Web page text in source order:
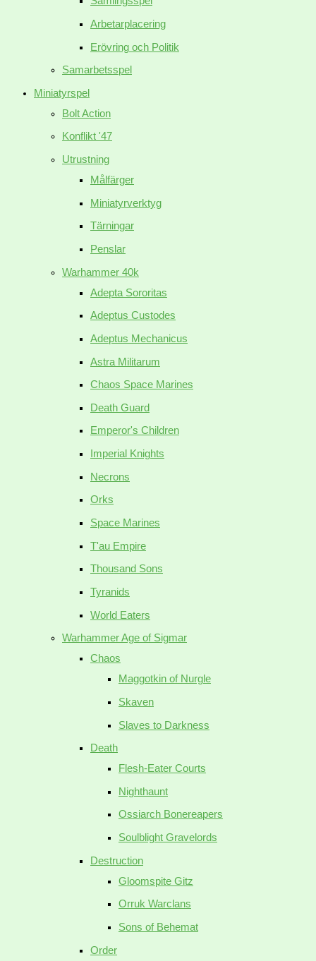
Arbetarplacering
Erövring och Politik
Samarbetsspel
Miniatyrspel
Bolt Action
Konflikt '47
Utrustning
Målfärger
Miniatyrverktyg
Tärningar
Penslar
Warhammer 40k
Adepta Sororitas
Adeptus Custodes
Adeptus Mechanicus
Astra Militarum
Chaos Space Marines
Death Guard
Emperor's Children
Imperial Knights
Necrons
Orks
Space Marines
T'au Empire
Thousand Sons
Tyranids
World Eaters
Warhammer Age of Sigmar
Chaos
Maggotkin of Nurgle
Skaven
Slaves to Darkness
Death
Flesh-Eater Courts
Nighthaunt
Ossiarch Bonereapers
Soulblight Gravelords
Destruction
Gloomspite Gitz
Orruk Warclans
Sons of Behemat
Order